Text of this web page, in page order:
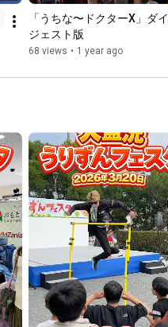
「うちな〜ドクターX」ダイ
ジェスト版
68 views • 1 year ago